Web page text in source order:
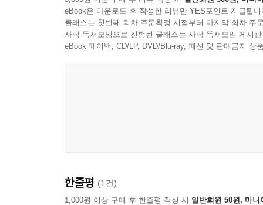
eBook은 다운로드 후 작성한 리뷰만 YES포인트 지급됩니
클래스는 첫번째 회차 주문확정 시점부터 마지막 회차 주
사락 독서모임으로 진행된 클래스는 사락 독서모임 게시
eBook 페이백, CD/LP, DVD/Blu-ray, 패션 및 판매금지 상
한줄평 (1건)
1,000원 이상 구매 후 한줄평 작성 시 일반회원 50원, 마니